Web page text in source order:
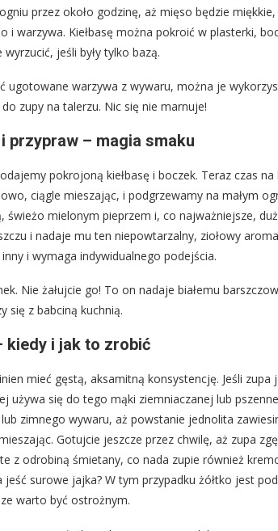
przez około godzinę, aż mięso będzie miękkie,
warzywa. Kiełbasę można pokroić w plasterki,
jeśli były tylko bazą.
ugotowane warzywa z wywaru, można je
zupy na talerzu. Nic się nie marnuje!
przypraw – magia smaku
pokrojoną kiełbasę i boczek. Teraz czas
ciągle mieszając, i podgrzewamy na małym
świeżo mielonym pieprzem i, co najważniejsze,
i nadaje mu ten niepowtarzalny, ziołowy
i wymaga indywidualnego podejścia.
Nie żałujcie go! To on nadaje białemu
się z babciną kuchnią.
kiedy i jak to zrobić
mieć gęstą, aksamitną konsystencję. Jeśli
używa się do tego mąki ziemniaczanej lub
zimnego wywaru, aż powstanie jednolita
Gotujcie jeszcze przez chwilę, aż zupa
z odrobiną śmietany, co nada zupie również
surowe jajka? W tym przypadku żółtko jest
warto być ostrożnym.